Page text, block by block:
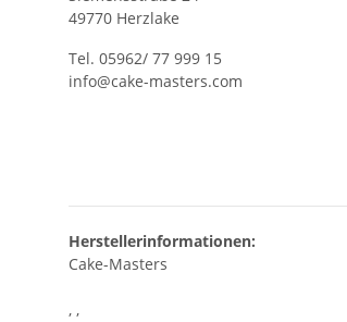
49770 Herzlake
Tel. 05962/ 77 999 15
info@cake-masters.com
Herstellerinformationen:
Cake-Masters
, ,